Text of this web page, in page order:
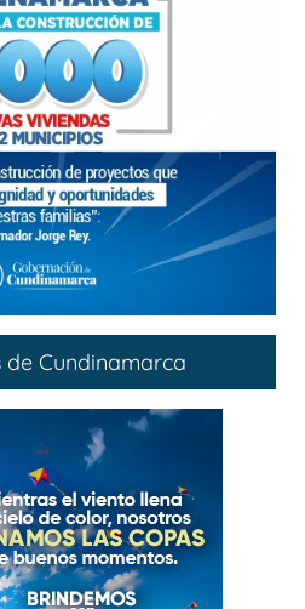
de Cundinamarca